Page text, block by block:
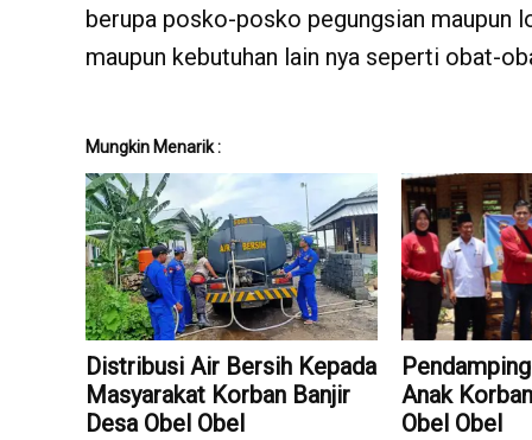
berupa posko-posko pegungsian maupun
maupun kebutuhan lain nya seperti obat-
Mungkin Menarik :
Distribusi Air Bersih Kepada
Masyarakat Korban Banjir
Desa Obel Obel
Anak
Obel Obel